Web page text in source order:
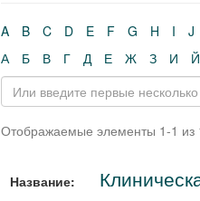
A B C D E F G H I J
А
Б В Г Д Е Ж З И Й
Отображаемые элементы 1-1 из
Название: